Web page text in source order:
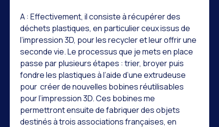
A : Effectivement, il consiste à récupérer des
déchets plastiques, en particulier ceux issus de
l’impression 3D, pour les recycler et leur offrir une
seconde vie. Le processus que je mets en place
passe par plusieurs étapes : trier, broyer puis
fondre les plastiques à l’aide d’une extrudeuse
pour créer de nouvelles bobines réutilisables
pour l’impression 3D. Ces bobines me
permettront ensuite de fabriquer des objets
destinés à trois associations françaises, en